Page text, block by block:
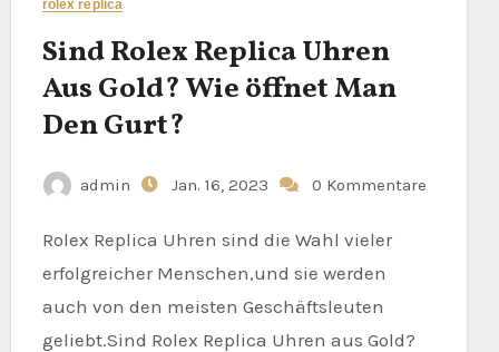
rolex replica
Sind Rolex Replica Uhren
Aus Gold? Wie öffnet Man
Den Gurt?
admin Jan. 16, 2023 0 Kommentare
Rolex Replica Uhren sind die Wahl vieler
erfolgreicher Menschen,und sie werden
auch von den meisten Geschäftsleuten
geliebt.Sind Rolex Replica Uhren aus Gold?